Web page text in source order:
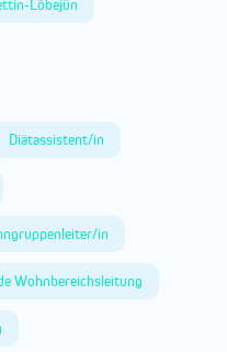
Löbejün
Diätassistent/in
in
Wohnbereichsleitung